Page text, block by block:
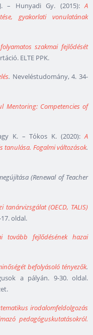
– Hunyadi Gy. (2015):A
gyakorlati vonulatának
szakmai fejlődését
ELTE PPK.
. Neveléstudomány, 4. 34-
Mentoring: Competencies of
K. – Tókos K. (2020):A
tanulása. Fogalmi változások.
(Renewal of Teacher
tanárvizsgálat (OECD, TALIS)
oldal.
tovább fejlődésének hazai
befolyásoló tényezők.
a pályán. 9-30. oldal.
irodalomfeldolgozás
pedagóguskutatásokról.